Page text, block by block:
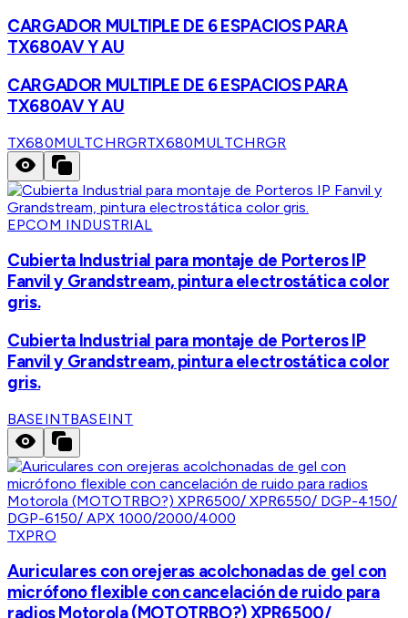
CARGADOR MULTIPLE DE 6 ESPACIOS PARA
TX680AV Y AU
CARGADOR MULTIPLE DE 6 ESPACIOS PARA
TX680AV Y AU
TX680MULTCHRGRTX680MULTCHRGR
EPCOM INDUSTRIAL
Cubierta Industrial para montaje de Porteros IP
Fanvil y Grandstream, pintura electrostática color
gris.
Cubierta Industrial para montaje de Porteros IP
Fanvil y Grandstream, pintura electrostática color
gris.
BASEINTBASEINT
TXPRO
Auriculares con orejeras acolchonadas de gel con
micrófono flexible con cancelación de ruido para
radios Motorola (MOTOTRBO?) XPR6500/